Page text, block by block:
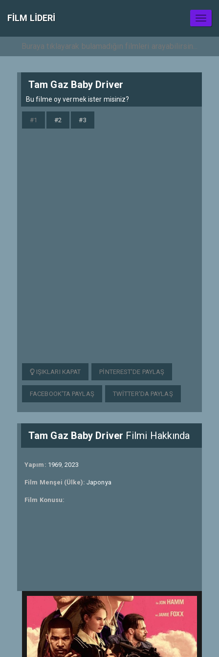
FILM LIDERI
Tam Gaz Baby Driver
Bu filme oy vermek ister misiniz?
#1 #2 #3
IŞIKLARI KAPAT PINTEREST'DE PAYLAŞ
FACEBOOK'TA PAYLAŞ TWITTER'DA PAYLAŞ
Tam Gaz Baby Driver Filmi Hakkında
Yapım: 1969,2023
Film Menşei (Ülke): Japonya
Film Konusu: